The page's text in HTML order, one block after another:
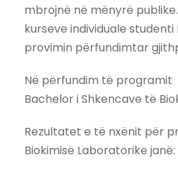
mbrojnë në mënyrë
kurseve individuale studenti
provimin përfundimtar
Në përfundim të programit
Bachelor i Shkencave të
Rezultatet e të nxënit për
Biokimisë Laboratorike janë: